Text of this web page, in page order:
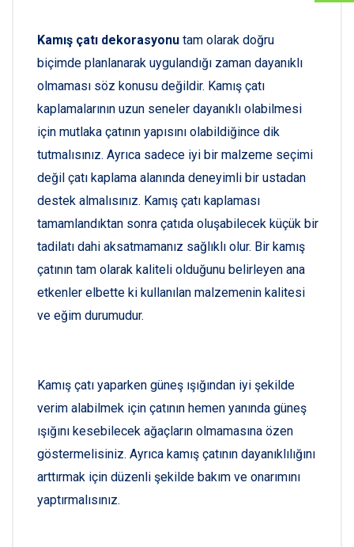
Kamış çatı dekorasyonu tam olarak doğru
biçimde planlanarak uygulandığı zaman dayanıklı
olmaması söz konusu değildir. Kamış çatı
kaplamalarının uzun seneler dayanıklı olabilmesi
için mutlaka çatının yapısını olabildiğince dik
tutmalısınız. Ayrıca sadece iyi bir malzeme seçimi
değil çatı kaplama alanında deneyimli bir ustadan
destek almalısınız. Kamış çatı kaplaması
tamamlandıktan sonra çatıda oluşabilecek küçük bir
tadilatı dahi aksatmamanız sağlıklı olur. Bir kamış
çatının tam olarak kaliteli olduğunu belirleyen ana
etkenler elbette ki kullanılan malzemenin kalitesi
ve eğim durumudur.
Kamış çatı yaparken güneş ışığından iyi şekilde
verim alabilmek için çatının hemen yanında güneş
ışığını kesebilecek ağaçların olmamasına özen
göstermelisiniz. Ayrıca kamış çatının dayanıklılığını
arttırmak için düzenli şekilde bakım ve onarımını
yaptırmalısınız.